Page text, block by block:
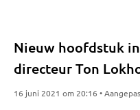
Nieuw hoofdstuk
directeur Ton
16 juni 2021 om 20:16 •